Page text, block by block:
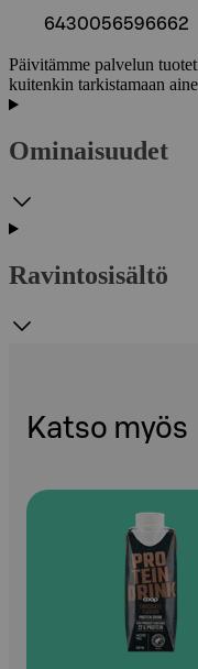
6430056596662
Päivitämme palvelun
kuitenkin tarkistamaan
Ominaisuudet
Ravintosisältö
Katso myös